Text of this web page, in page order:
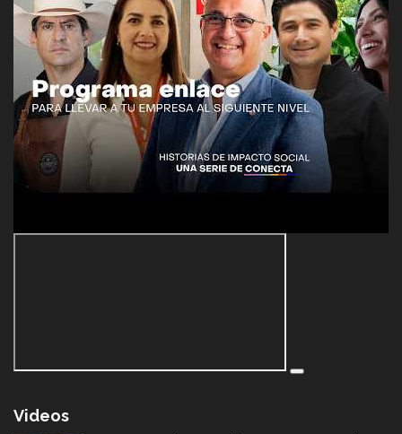
Videos